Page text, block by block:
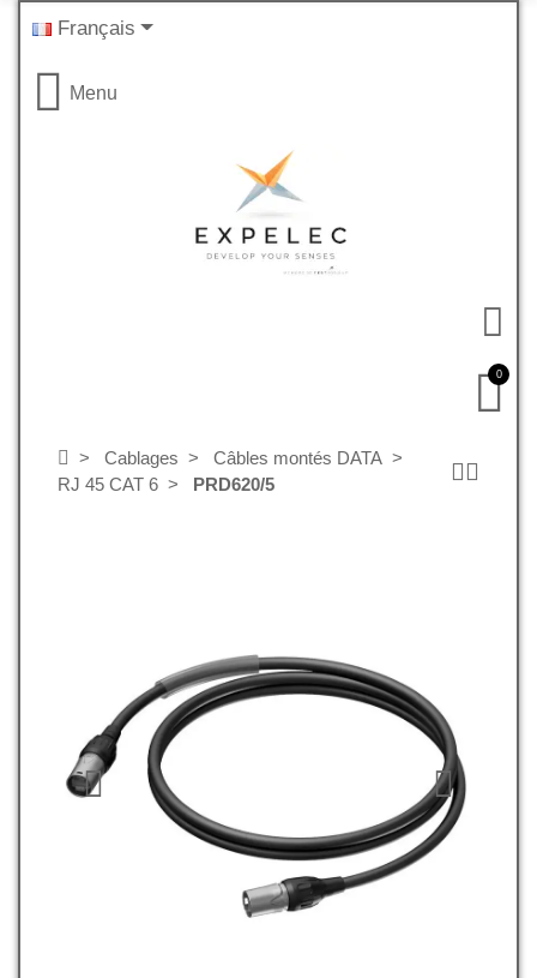
Français
Menu
0
Cablages
Câbles montés DATA
RJ 45 CAT 6
PRD620/5